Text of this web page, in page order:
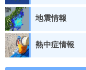
地震情報
熱中症情報